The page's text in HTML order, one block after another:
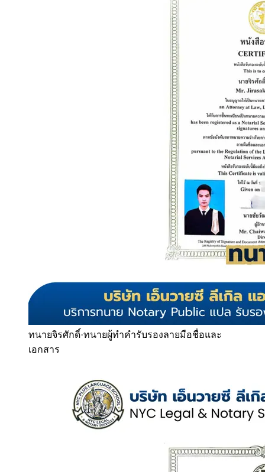
ทนายจิรศักดิ์·ทนายผู้ทำคำรับรองลายมือชื่อและ
เอกสาร